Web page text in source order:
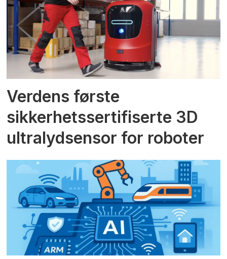
Verdens første
sikkerhetssertifiserte 3D
ultralydsensor for roboter